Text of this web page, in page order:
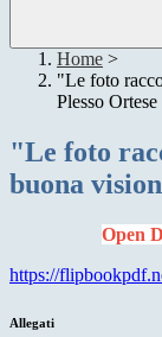
Home >
"Le foto
Plesso Ortese
"Le foto
buona
Open
https://
Allegati